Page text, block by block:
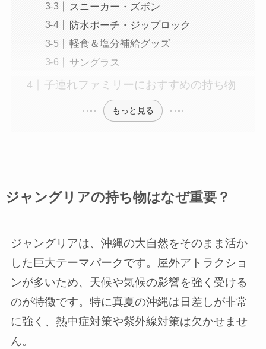
スニーカー・ズボン
防水ポーチ・ジップロック
軽食＆塩分補給グッズ
サングラス
子連れファミリーにおすすめの持ち物
もっと見る
ジャングリアの持ち物はなぜ重要？
ジャングリアは、沖縄の大自然をそのまま活か
した巨大テーマパークです。屋外アトラクショ
ンが多いため、天候や気候の影響を強く受ける
のが特徴です。特に真夏の沖縄は日差しが非常
に強く、熱中症対策や紫外線対策は欠かせませ
ん。